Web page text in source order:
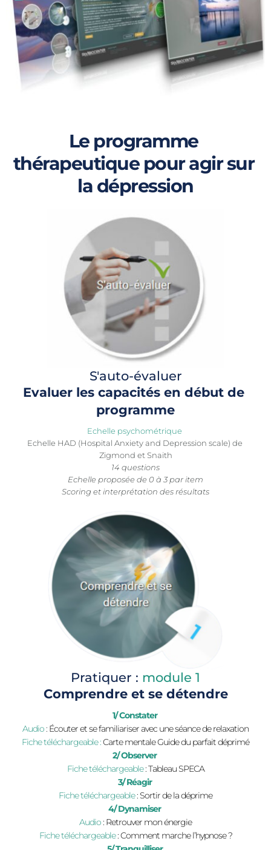
Le programme
thérapeutique pour agir sur
la dépression
S'auto-évaluer
Evaluer les capacités en début de
programme
Echelle psychométrique
Echelle HAD (Hospital Anxiety and Depression scale) de
Zigmond et Snaith
14 questions
Echelle proposée de 0 à 3 par item
Scoring et interprétation des résultats
Pratiquer : module 1
Comprendre et se détendre
1/ Constater
Audio : Écouter et se familiariser avec une séance de relaxation
Fiche téléchargeable : Carte mentale Guide du parfait déprimé
2/ Observer
Fiche téléchargeable : Tableau SPECA
3/ Réagir
Fiche téléchargeable : Sortir de la déprime
4/ Dynamiser
Audio : Retrouver mon énergie
Fiche téléchargeable : Comment marche l’hypnose ?